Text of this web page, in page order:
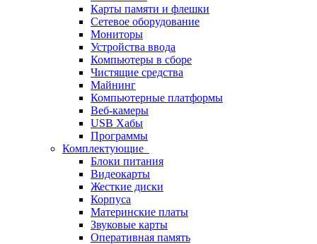
Карты памяти и флешки
Сетевое оборудование
Мониторы
Устройства ввода
Компьютеры в сборе
Чистящие средства
Майнинг
Компьютерные платформы
Веб-камеры
USB Хабы
Программы
Комплектующие
Блоки питания
Видеокарты
Жесткие диски
Корпуса
Материнские платы
Звуковые карты
Оперативная память